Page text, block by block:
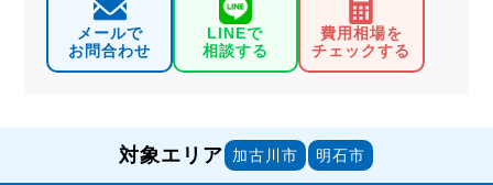
メールで
お問合わせ
LINEで
相談する
費用相場を
チェックする
対象エリア 加古川市 明石市